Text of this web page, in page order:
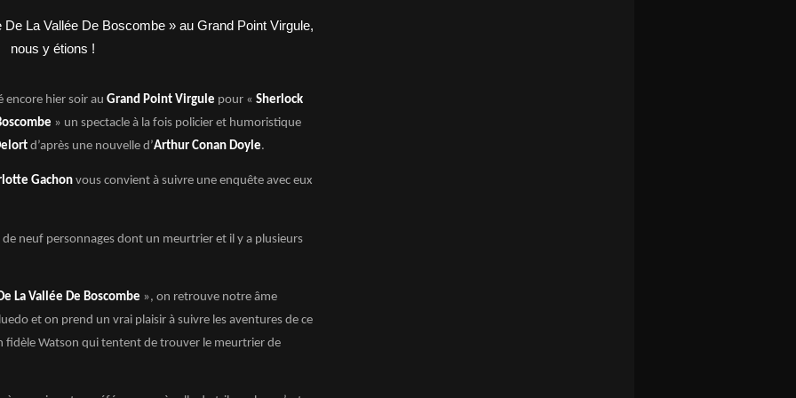
encore hier soir au Grand Point Virgule pour « Sherlock
» un spectacle à la fois policier et humoristique
d’après une nouvelle d’Arthur Conan Doyle.
Gachon vous convient à suivre une enquête avec eux
neuf personnages dont un meurtrier et il y a plusieurs
La Vallée De Boscombe », on retrouve notre âme
et on prend un vrai plaisir à suivre les aventures de ce
fidèle Watson qui tentent de trouver le meurtrier de